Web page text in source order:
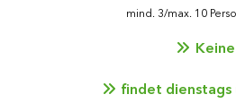
mind. 3/max. 10
findet